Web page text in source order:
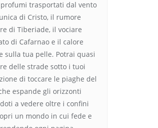
trasportati dal vento
di Cristo, il rumore
di Tiberiade, il vociare
di Cafarnao e il calore
sulla tua pelle. Potrai quasi
delle strade sotto i tuoi
di toccare le piaghe del
espande gli orizzonti
a vedere oltre i confini
un mondo in cui fede e